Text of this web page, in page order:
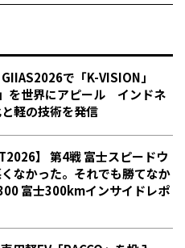
GIIAS2026で「K-VISION」
」を世界にアピール インドネ
軽の技術を発信
】 第4戦 富士スピードウ
なかった。それでも勝てなか
富士300kmインサイドレポ